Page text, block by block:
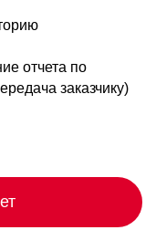
отчета по
заказчику)